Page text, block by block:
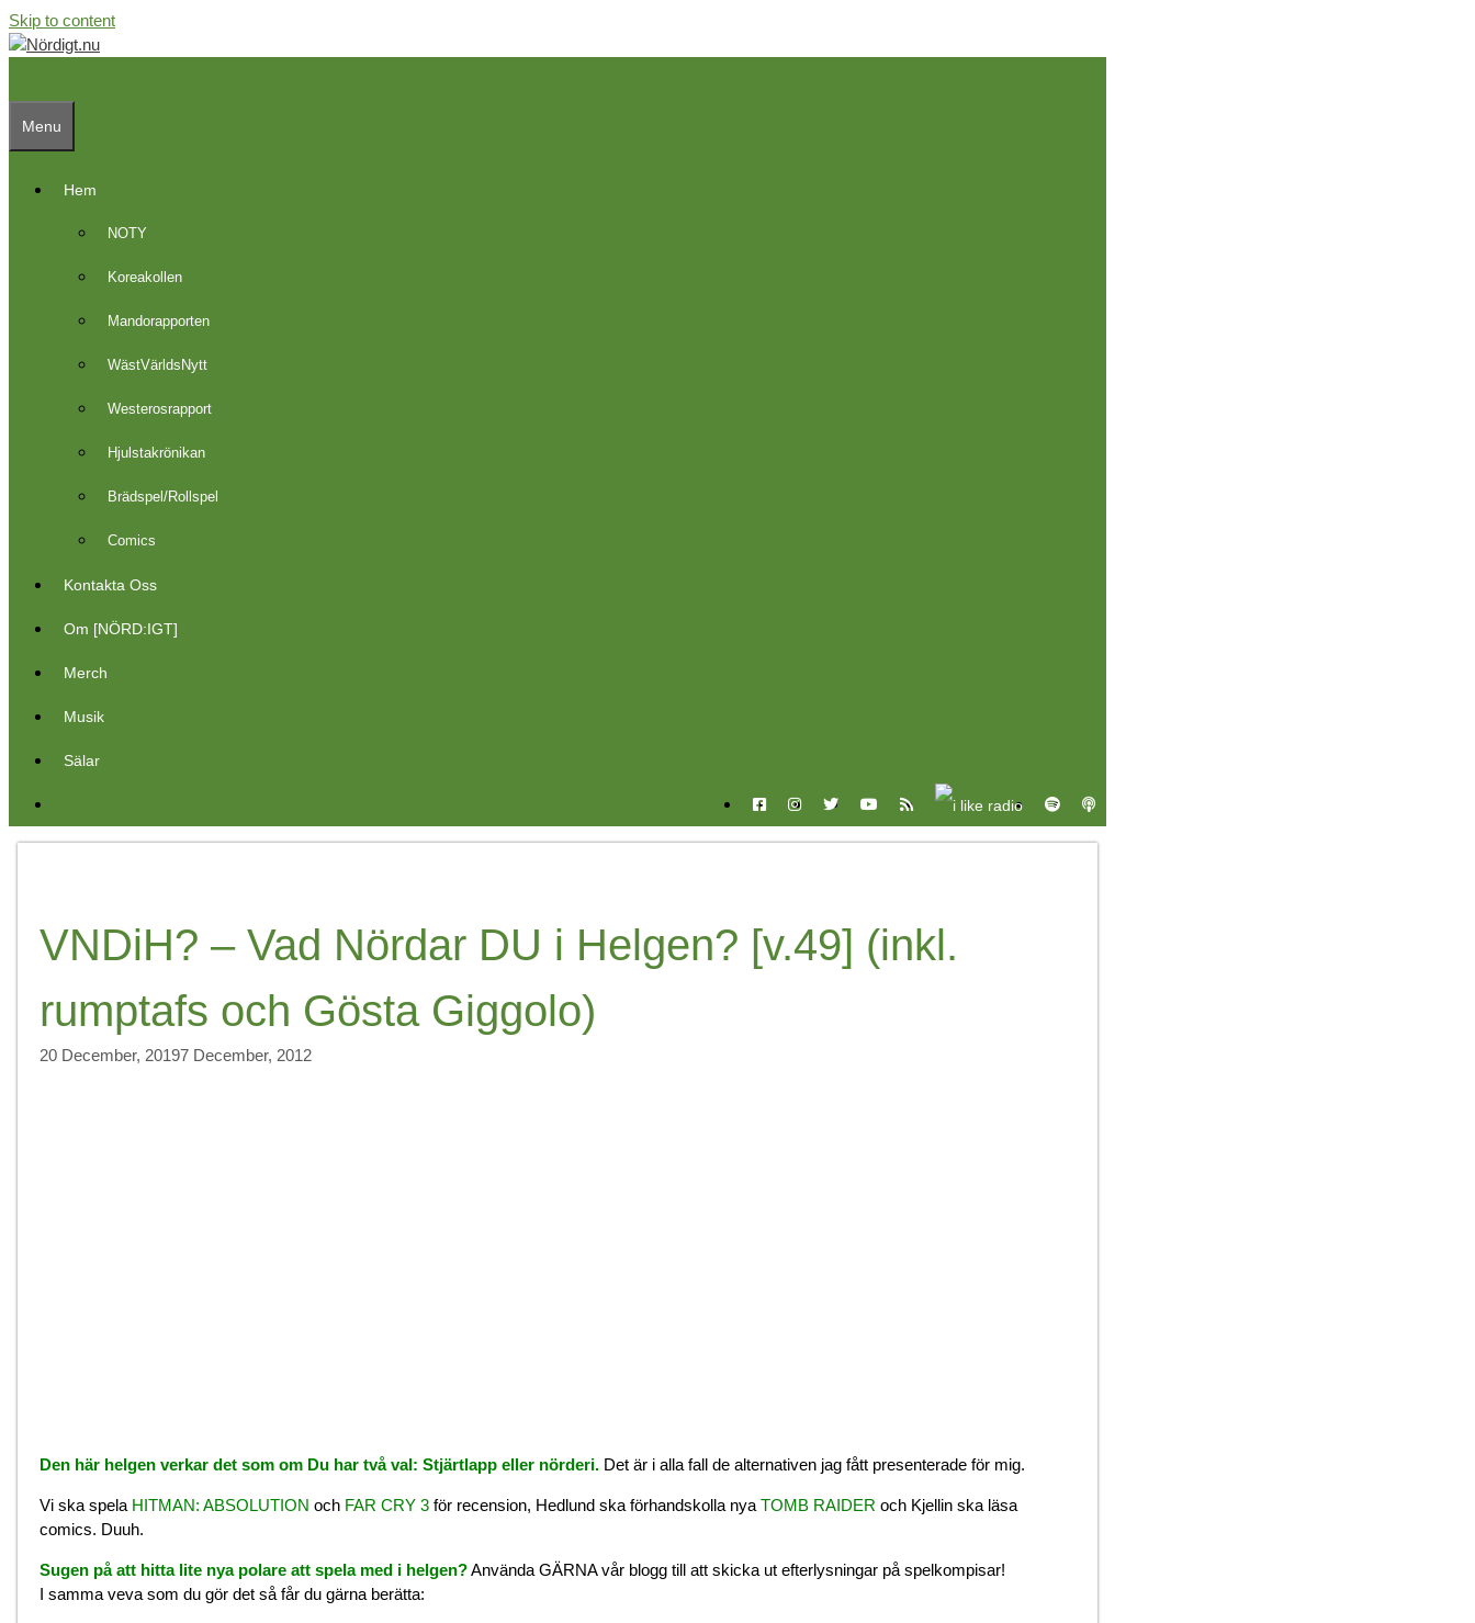
Skip to content
Menu
Hem
NOTY
Koreakollen
Mandorapporten
WästVärldsNytt
Westerosrapport
Hjulstakrönikan
Brädspel/Rollspel
Comics
Kontakta Oss
Om [NÖRD:IGT]
Merch
Musik
Sälar
VNDiH? – Vad Nördar DU i Helgen? [v.49] (inkl.
rumptafs och Gösta Giggolo)
20 December, 20197 December, 2012
Den här helgen verkar det som om Du har två val: Stjärtlapp eller nörderi. Det är i alla fall de alternativen jag fått presenterade för mig.
Vi ska spela HITMAN: ABSOLUTION och FAR CRY 3 för recension, Hedlund ska förhandskolla nya TOMB RAIDER och Kjellin ska läsa
comics. Duuh.
Sugen på att hitta lite nya polare att spela med i helgen?Använda GÄRNA vår blogg till att skicka ut efterlysningar på spelkompisar!
I samma veva som du gör det så får du gärna berätta: